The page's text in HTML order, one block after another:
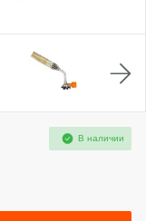
В наличии